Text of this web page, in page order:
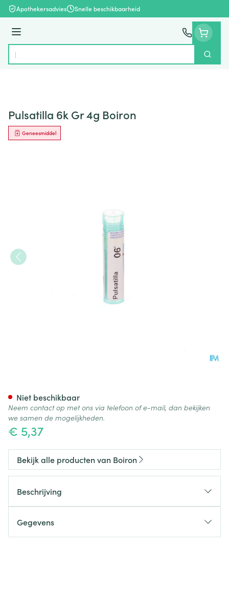
Ga naar de inhoud
Apothekersadvies Snelle beschikbaarheid
Menu
Product, merk, categorie...
Zoek
Pulsatilla 6k Gr 4g Boiron
Geneesmiddel
€ 5,37
Niet beschikbaar
Neem contact op met ons via telefoon of e-mail, dan bekijken
we samen de mogelijkheden.
Bekijk alle producten van Boiron
Beschrijving
Gegevens